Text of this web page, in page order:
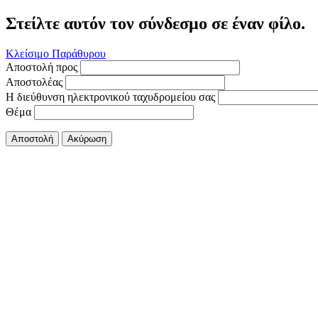
Στείλτε αυτόν τον σύνδεσμο σε έναν φίλο.
Κλείσιμο Παράθυρου
Αποστολή προς
Αποστολέας
Η διεύθυνση ηλεκτρονικού ταχυδρομείου σας
Θέμα
Αποστολή Ακύρωση